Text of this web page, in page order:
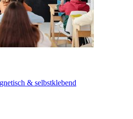
& selbstklebend